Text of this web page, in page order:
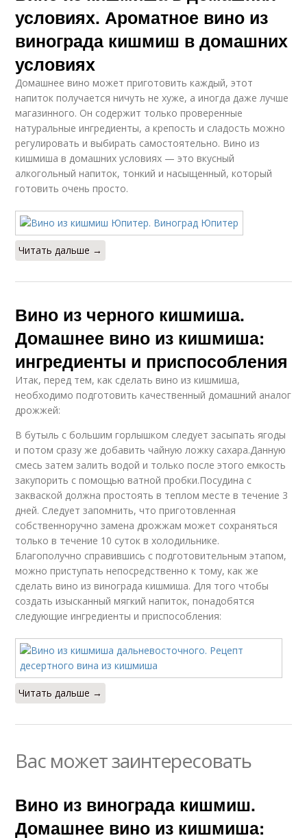
условиях. Ароматное вино из
винограда кишмиш в домашних
условиях
Домашнее вино может приготовить каждый, этот
напиток получается ничуть не хуже, а иногда даже лучше
магазинного. Он содержит только проверенные
натуральные ингредиенты, а крепость и сладость можно
регулировать и выбирать самостоятельно. Вино из
кишмиша в домашних условиях — это вкусный
алкогольный напиток, тонкий и насыщенный, который
готовить очень просто.
Читать дальше →
Вино из черного кишмиша.
Домашнее вино из кишмиша:
ингредиенты и приспособления
Итак, перед тем, как сделать вино из кишмиша,
необходимо подготовить качественный домашний аналог
дрожжей:
В бутыль с большим горлышком следует засыпать ягоды
и потом сразу же добавить чайную ложку сахара.Данную
смесь затем залить водой и только после этого емкость
закупорить с помощью ватной пробки.Посудина с
закваской должна простоять в теплом месте в течение 3
дней. Следует запомнить, что приготовленная
собственноручно замена дрожжам может сохраняться
только в течение 10 суток в холодильнике.
Благополучно справившись с подготовительным этапом,
можно приступать непосредственно к тому, как же
сделать вино из винограда кишмиша. Для того чтобы
создать изысканный мягкий напиток, понадобятся
следующие ингредиенты и приспособления:
Читать дальше →
Вас может заинтересовать
Вино из винограда кишмиш.
Домашнее вино из кишмиша: